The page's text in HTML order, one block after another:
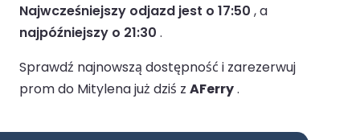
Najwcześniejszy odjazd jest o 17:50 , a
najpóźniejszy o 21:30 .
Sprawdź najnowszą dostępność i zarezerwuj
prom do Mitylena już dziś z AFerry.